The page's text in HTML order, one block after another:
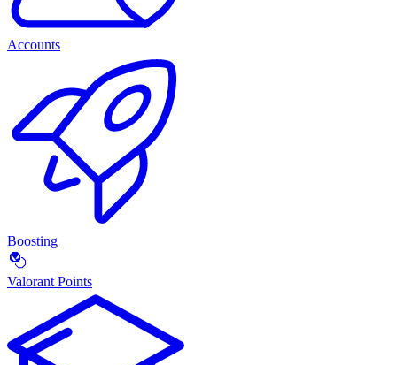
Accounts
Boosting
Valorant Points